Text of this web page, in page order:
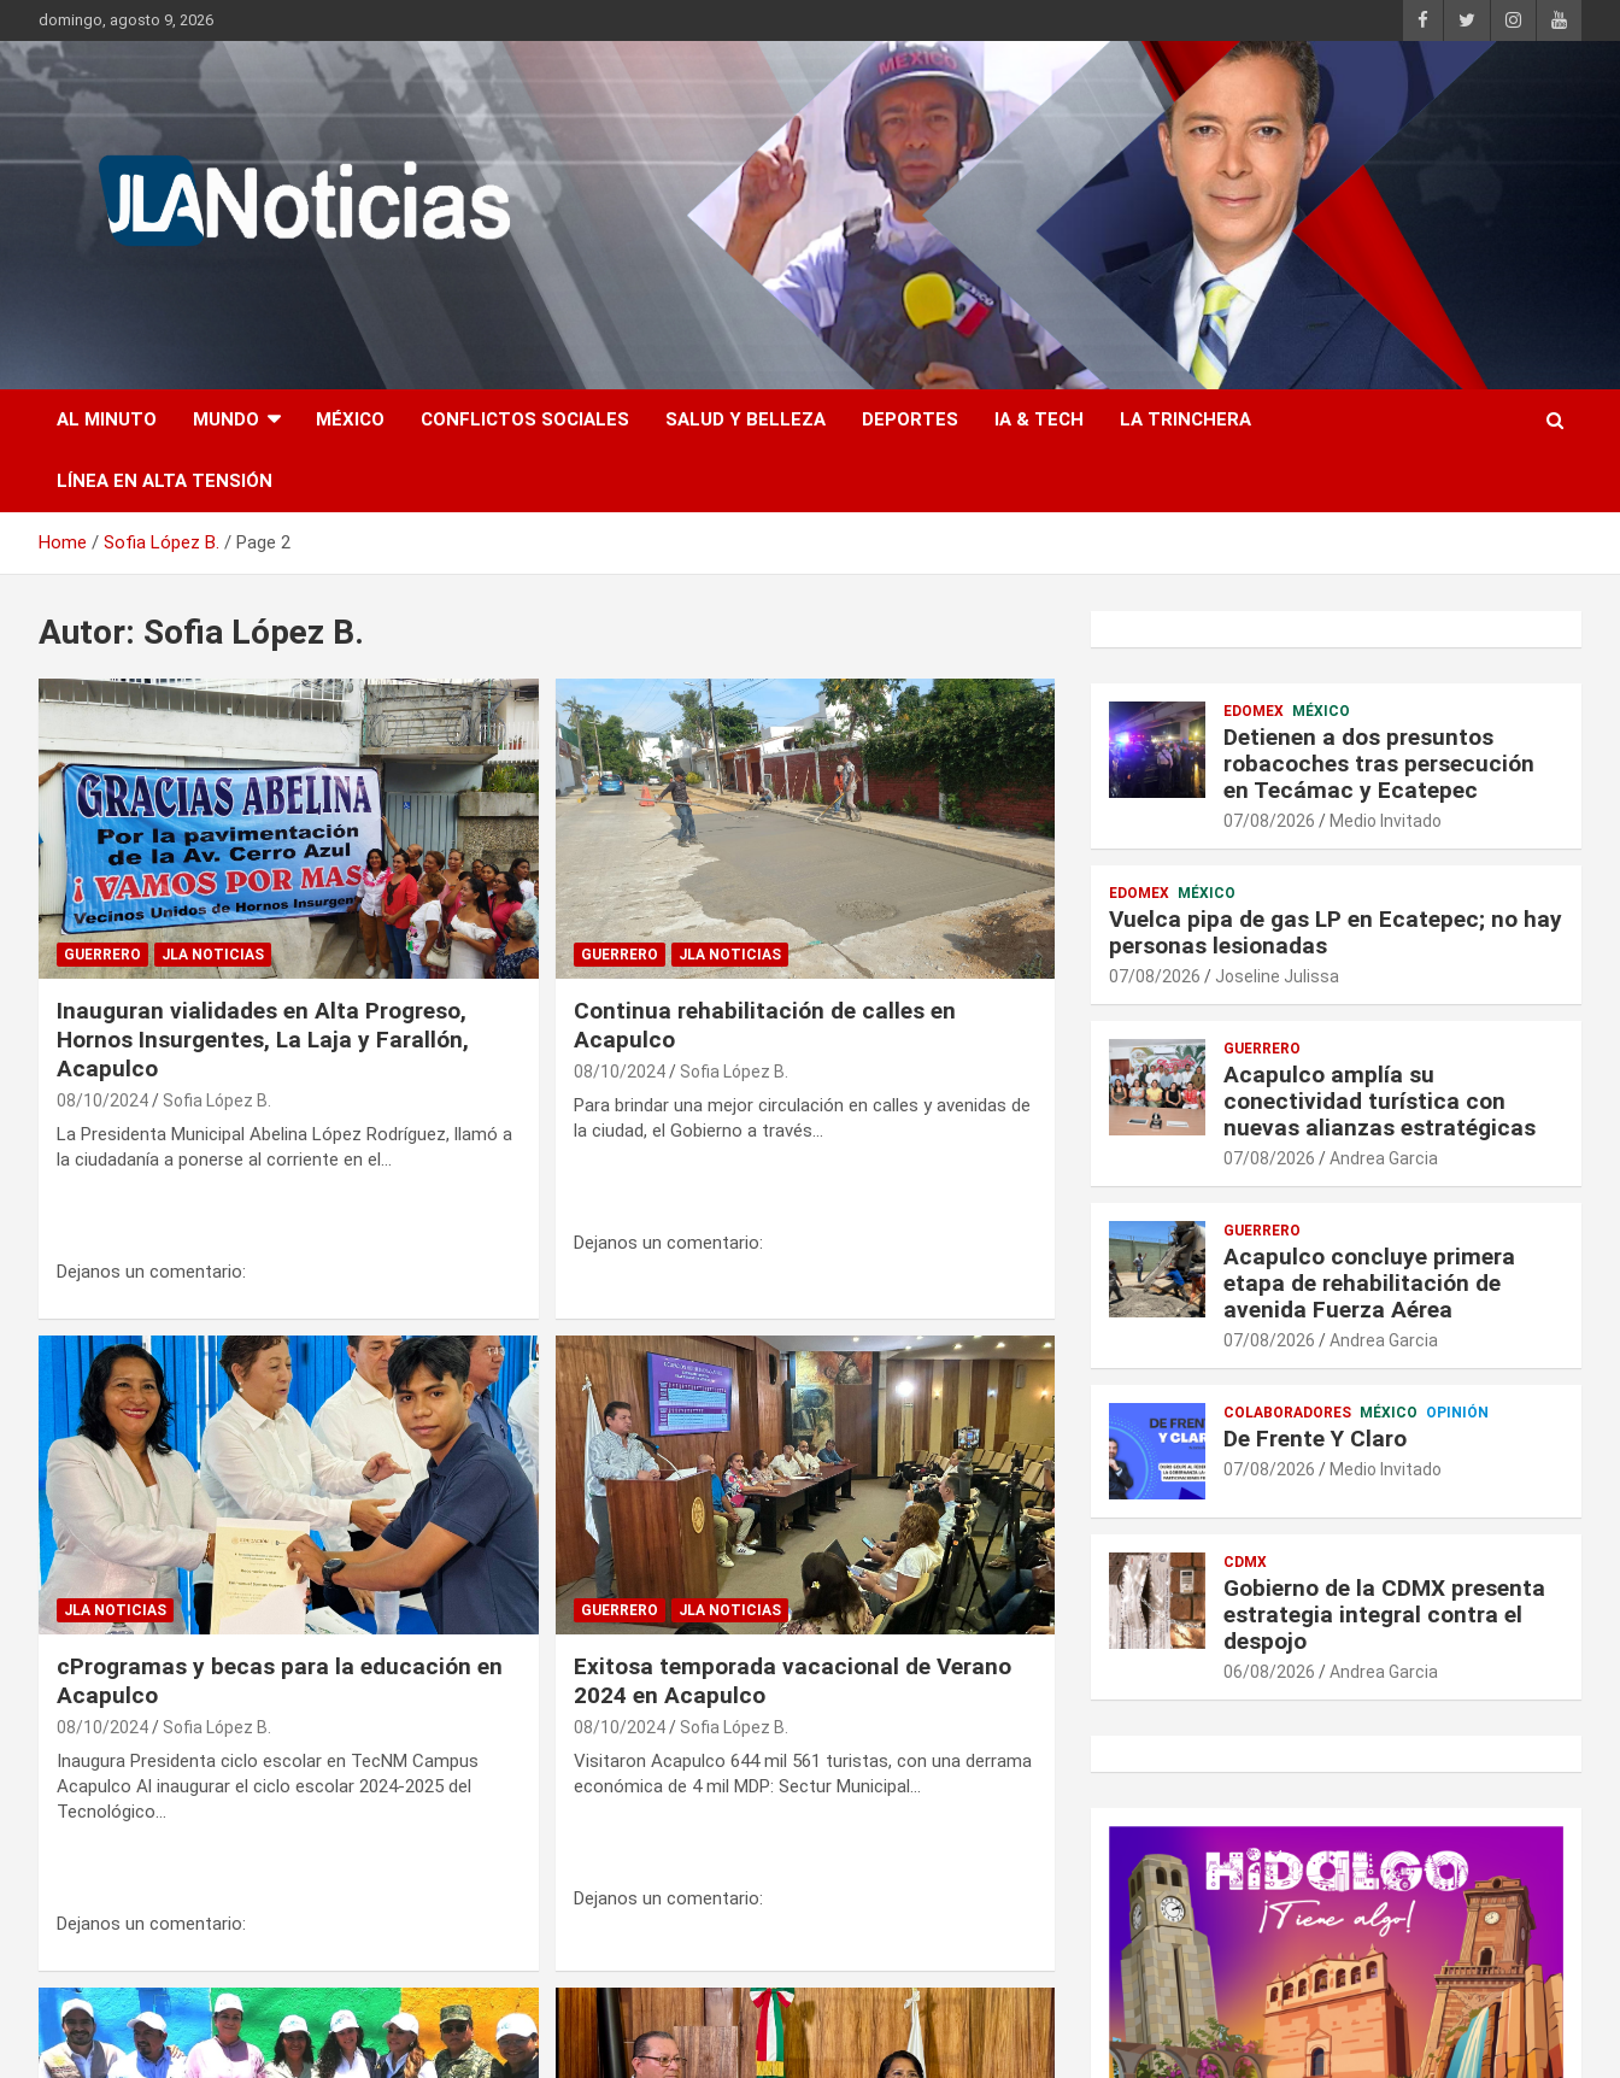
to
content
domingo, agosto 9, 2026
Jlanoticias
AL MINUTO MUNDO MÉXICO CONFLICTOS SOCIALES SALUD Y BELLEZA DEPORTES IA & TECH LA TRINCHERA
LÍNEA EN ALTA TENSIÓN
Home Sofia López B. Page 2
Autor: Sofia López B.
GUERRERO JLA NOTICIAS
Inauguran vialidades en Alta Progreso,
Hornos Insurgentes, La Laja y Farallón,
Acapulco
08/10/2024 Sofia López B.
La Presidenta Municipal Abelina López Rodríguez, llamó a
la ciudadanía a ponerse al corriente en el…
Dejanos un comentario:
GUERRERO JLA NOTICIAS
Continua rehabilitación de calles en
Acapulco
08/10/2024 Sofia López B.
Para brindar una mejor circulación en calles y avenidas de
la ciudad, el Gobierno a través…
Dejanos un comentario:
JLA NOTICIAS
cProgramas y becas para la educación en
Acapulco
08/10/2024 Sofia López B.
Inaugura Presidenta ciclo escolar en TecNM Campus
Acapulco Al inaugurar el ciclo escolar 2024-2025 del
Tecnológico…
Dejanos un comentario:
GUERRERO JLA NOTICIAS
Exitosa temporada vacacional de Verano
2024 en Acapulco
08/10/2024 Sofia López B.
Visitaron Acapulco 644 mil 561 turistas, con una derrama
económica de 4 mil MDP: Sectur Municipal…
Dejanos un comentario:
EDOMEX MÉXICO
Detienen a dos presuntos
robacoches tras persecución
en Tecámac y Ecatepec
07/08/2026 Medio Invitado
EDOMEX MÉXICO
Vuelca pipa de gas LP en Ecatepec; no hay
personas lesionadas
07/08/2026 Joseline Julissa
GUERRERO
Acapulco amplía su
conectividad turística con
nuevas alianzas estratégicas
07/08/2026 Andrea Garcia
GUERRERO
Acapulco concluye primera
etapa de rehabilitación de
avenida Fuerza Aérea
07/08/2026 Andrea Garcia
COLABORADORES MÉXICO OPINIÓN
De Frente Y Claro
07/08/2026 Medio Invitado
CDMX
Gobierno de la CDMX presenta
estrategia integral contra el
despojo
06/08/2026 Andrea Garcia